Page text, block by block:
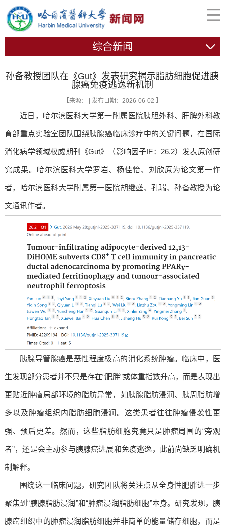
综合新闻
孙备教授团队在《Gut》发表研究揭示脂肪细胞促进胰
腺癌免疫逃逸新机制
【来源： | 发布日期：2026-06-02 】
近日，哈尔滨医科大学第一附属医院胰胆外科、肝脾外科教
育部重点实验室团队围绕胰腺癌临床诊疗中的关键问题，在国际
消化病学领域权威期刊《Gut》（影响因子IF：26.2）发表原创研
究成果。哈尔滨医科大学罗岩、杨佳怡、刘欣原为论文第一作
者，哈尔滨医科大学附属第一医院胡继盛、孔瑞、孙备教授为论
文通讯作者。
胰腺导管腺癌是恶性程度极高的消化系统肿瘤。临床中，医
生发现部分患者并不只是存在“肥胖”或体重指数升高，而是表现出
更贴近肿瘤局部环境的脂肪异常，如胰腺脂肪浸润、胰周脂肪增
多以及肿瘤组织内脂肪细胞浸润。这类患者往往肿瘤侵袭性更
强、预后更差。然而，这些脂肪细胞究竟只是肿瘤周围的“旁观
者”，还是会主动参与胰腺癌进展和免疫逃逸，此前尚缺乏明确机
制解释。
围绕这一临床问题，研究团队将关注点从全身性肥胖进一步
聚焦到“胰腺脂肪浸润”和“肿瘤浸润脂肪细胞”本身。研究发现，胰
腺癌组织中的肿瘤浸润脂肪细胞并非简单的能量储存细胞，而是